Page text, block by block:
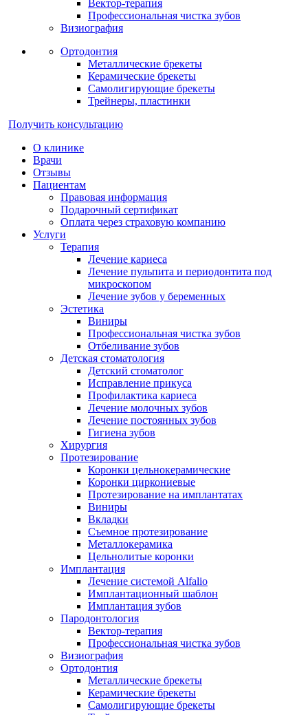
Вектор-терапия
Профессиональная чистка зубов
Визиография
Ортодонтия
Металлические брекеты
Керамические брекеты
Самолигирующие брекеты
Трейнеры, пластинки
Получить консультацию
О клинике
Врачи
Отзывы
Пациентам
Правовая информация
Подарочный сертификат
Оплата через страховую компанию
Услуги
Терапия
Лечение кариеса
Лечение пульпита и периодонтита под
микроскопом
Лечение зубов у беременных
Эстетика
Виниры
Профессиональная чистка зубов
Отбеливание зубов
Детская стоматология
Детский стоматолог
Исправление прикуса
Профилактика кариеса
Лечение молочных зубов
Лечение постоянных зубов
Гигиена зубов
Хирургия
Протезирование
Коронки цельнокерамические
Коронки циркониевые
Протезирование на имплантатах
Виниры
Вкладки
Съемное протезирование
Металлокерамика
Цельнолитые коронки
Имплантация
Лечение системой Alfalio
Имплантационный шаблон
Имплантация зубов
Пародонтология
Вектор-терапия
Профессиональная чистка зубов
Визиография
Ортодонтия
Металлические брекеты
Керамические брекеты
Самолигирующие брекеты